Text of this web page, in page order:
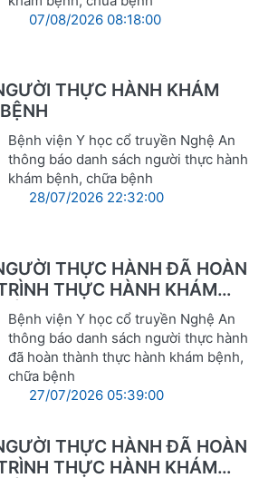
07/08/2026 08:18:00
THỰC HÀNH KHÁM
Bệnh viện Y học cổ truyền Nghệ An
thông báo danh sách người thực hành
khám bệnh, chữa bệnh
28/07/2026 22:32:00
THỰC HÀNH ĐÃ HOÀN
THỰC HÀNH KHÁM
Bệnh viện Y học cổ truyền Nghệ An
thông báo danh sách người thực hành
đã hoàn thành thực hành khám bệnh,
chữa bệnh
27/07/2026 05:39:00
THỰC HÀNH ĐÃ HOÀN
THỰC HÀNH KHÁM